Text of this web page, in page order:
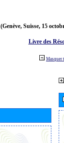
(Genève, Suisse, 15
Livre des
Masquer